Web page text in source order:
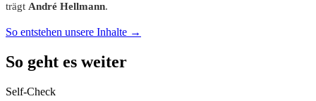
trägt André Hellmann.
So entstehen unsere Inhalte →
So geht es weiter
Self-Check